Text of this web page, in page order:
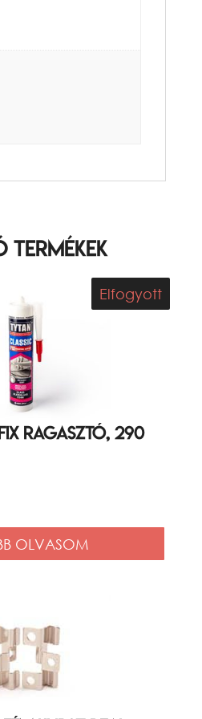
termékek
Elfogyott
ragasztó, 290
OLVASOM